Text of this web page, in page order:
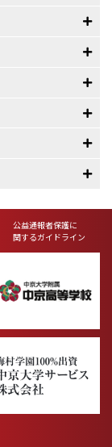
公益通報者保護に
関するガイドライン